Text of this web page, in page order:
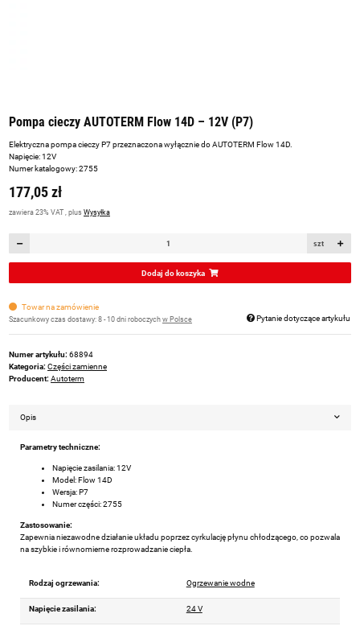
Pompa cieczy AUTOTERM Flow 14D – 12V (P7)
Elektryczna pompa cieczy P7 przeznaczona wyłącznie do AUTOTERM Flow 14D.
Napięcie: 12V
Numer katalogowy: 2755
177,05 zł
zawiera 23% VAT , plus Wysyłka
szt
Dodaj do koszyka
Towar na zamówienie
Szacunkowy czas dostawy: 8 - 10 dni roboczych w Polsce Pytanie dotyczące artykułu
Numer artykułu: 68894
Kategoria: Części zamienne
Producent: Autoterm
Opis
Parametry techniczne:
Napięcie zasilania: 12V
Model: Flow 14D
Wersja: P7
Numer części: 2755
Zastosowanie:
Zapewnia niezawodne działanie układu poprzez cyrkulację płynu chłodzącego, co pozwala
na szybkie i równomierne rozprowadzanie ciepła.
Rodzaj ogrzewania: Ogrzewanie wodne
Napięcie zasilania: 24 V